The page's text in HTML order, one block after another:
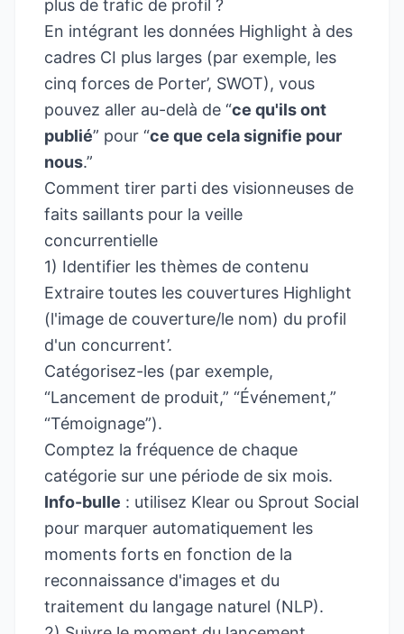
plus de trafic de profil ?
En intégrant les données Highlight à des
cadres CI plus larges (par exemple, les
cinq forces de Porter’, SWOT), vous
pouvez aller au-delà de “ce qu'ils ont
publié” pour “ce que cela signifie pour
nous.”
Comment tirer parti des visionneuses de
faits saillants pour la veille
concurrentielle
1) Identifier les thèmes de contenu
Extraire toutes les couvertures Highlight
(l'image de couverture/le nom) du profil
d'un concurrent’.
Catégorisez-les (par exemple,
“Lancement de produit,” “Événement,”
“Témoignage”).
Comptez la fréquence de chaque
catégorie sur une période de six mois.
Info-bulle : utilisez Klear ou Sprout Social
pour marquer automatiquement les
moments forts en fonction de la
reconnaissance d'images et du
traitement du langage naturel (NLP).